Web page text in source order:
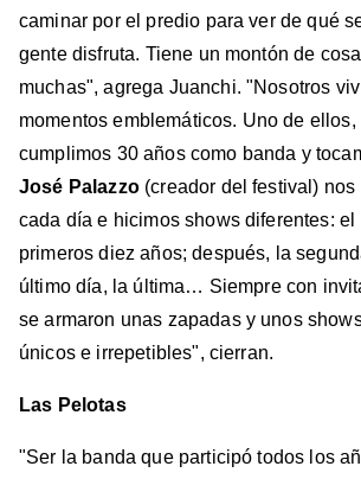
caminar por el predio para ver de qué
gente disfruta. Tiene un montón de
muchas", agrega Juanchi. "Nosotros
momentos emblemáticos. Uno de ellos,
cumplimos 30 años como banda y
José Palazzo(creador del festival) nos
cada día e hicimos shows diferentes: el
primeros diez años; después, la
último día, la última… Siempre con
se armaron unas zapadas y unos
únicos e irrepetibles", cierran.
Las Pelotas
"Ser la banda que participó todos los